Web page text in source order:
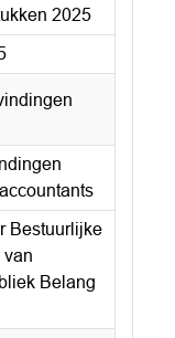
2025
Bestuurlijke
van
Belang